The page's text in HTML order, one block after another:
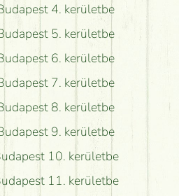
4. kerületbe
5. kerületbe
6. kerületbe
7. kerületbe
8. kerületbe
9. kerületbe
10. kerületbe
11. kerületbe